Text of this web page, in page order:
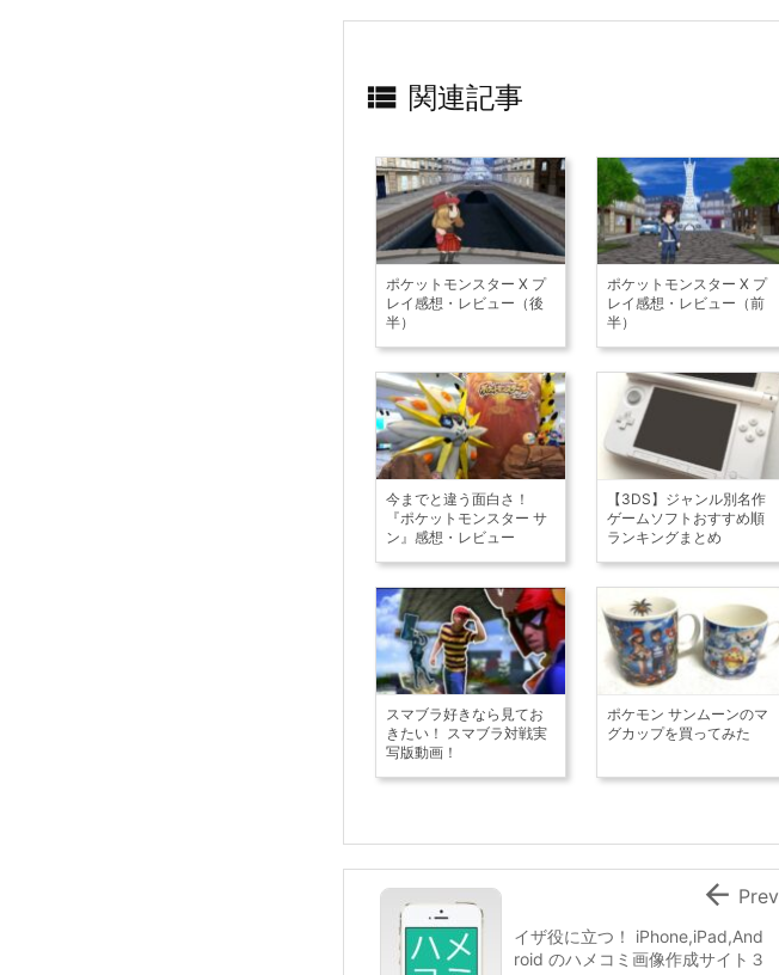
 関連記事
ポケットモンスター X プ
レイ感想・レビュー（後
半）
ポケットモンスター X プ
レイ感想・レビュー（前
半）
今までと違う面白さ！
『ポケットモンスター サ
ン』感想・レビュー
【3DS】ジャンル別名作
ゲームソフトおすすめ順
ランキングまとめ
スマブラ好きなら見てお
きたい！ スマブラ対戦実
写版動画！
ポケモン サンムーンのマ
グカップを買ってみた
イザ役に立つ！ iPhone,iPad,And
roid のハメコミ画像作成サイト３
 Prev